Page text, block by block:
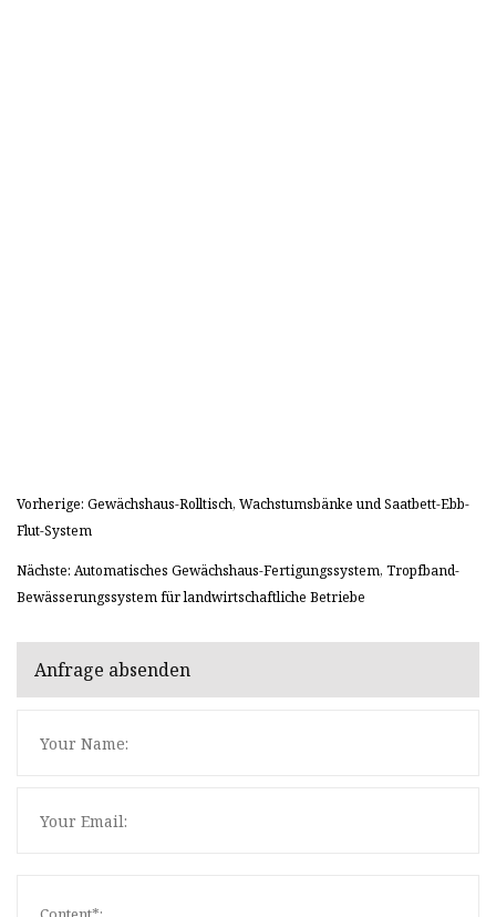
Vorherige: Gewächshaus-Rolltisch, Wachstumsbänke und Saatbett-Ebb-
Flut-System
Nächste: Automatisches Gewächshaus-Fertigungssystem, Tropfband-
Bewässerungssystem für landwirtschaftliche Betriebe
Anfrage absenden